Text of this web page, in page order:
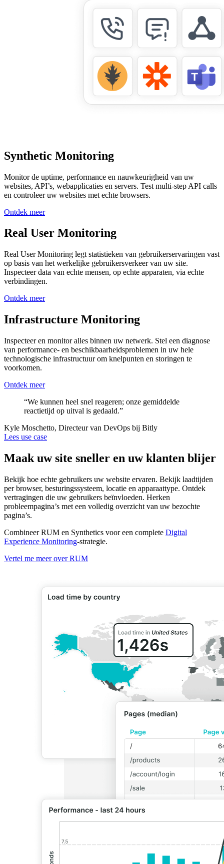
Synthetic Monitoring
Monitor de uptime, performance en nauwkeurigheid van uw
websites, API’s, webapplicaties en servers. Test multi-step API calls
en controleer uw websites met echte browsers.
Ontdek meer
Real User Monitoring
Real User Monitoring legt statistieken van gebruikerservaringen vast
op basis van het werkelijke gebruikersverkeer van uw site.
Inspecteer data van echte mensen, op echte apparaten, via echte
verbindingen.
Ontdek meer
Infrastructure Monitoring
Inspecteer en monitor alles binnen uw netwerk. Stel een diagnose
van performance- en beschikbaarheidsproblemen in uw hele
technologische infrastructuur om knelpunten en storingen te
voorkomen.
Ontdek meer
“We kunnen heel snel reageren; onze gemiddelde
reactietijd op uitval is gedaald.”
Kyle Moschetto, Directeur van DevOps bij Bitly
Lees use case
Maak uw site sneller en uw klanten blijer
Bekijk hoe echte gebruikers uw website ervaren. Bekijk laadtijden
per browser, besturingssysteem, locatie en apparaattype. Ontdek
vertragingen die uw gebruikers beïnvloeden. Herken
probleempagina’s met een volledig overzicht van uw bezochte
pagina’s.
Combineer RUM en Synthetics voor een complete Digital
Experience Monitoring-strategie.
Vertel me meer over RUM